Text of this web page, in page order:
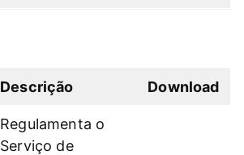
Descrição Download
Regulamenta o
Serviço de